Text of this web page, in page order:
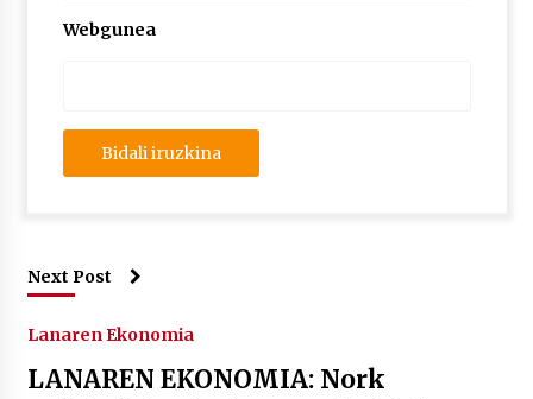
Webgunea
Next Post
Lanaren Ekonomia
LANAREN EKONOMIA: Nork